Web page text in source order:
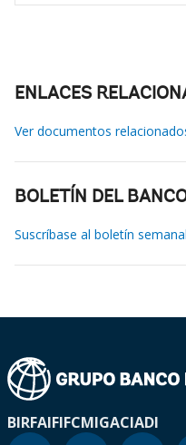
ENLACES
Ver documentos
BOLETÍN DEL
Suscríbase al boletín
BIRFAIFIFCMIGACIADI